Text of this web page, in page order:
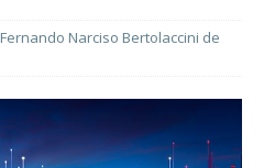
Fernando Narciso Bertolaccini de